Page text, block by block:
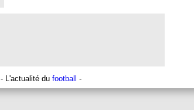
- L'actualité du football -